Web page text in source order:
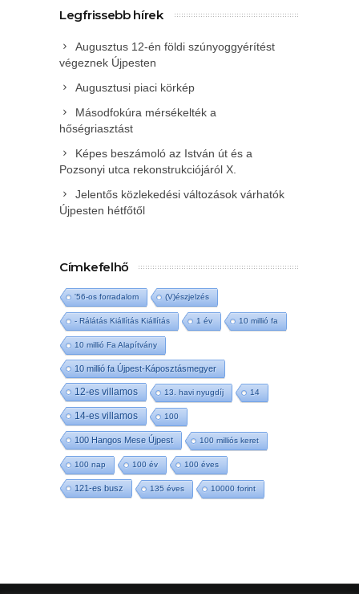
Legfrissebb hírek
Augusztus 12-én földi szúnyoggyérítést
végeznek Újpesten
Augusztusi piaci körkép
Másodfokúra mérsékelték a
hőségriasztást
Képes beszámoló az István út és a
Pozsonyi utca rekonstrukciójáról X.
Jelentős közlekedési változások várhatók
Újpesten hétfőtől
Címkefelhő
'56-os forradalom (V)észjelzés
- Rálátás Kiállítás Kiállítás 1 év 10 millió fa
10 millió Fa Alapítvány
10 millió fa Újpest-Káposztásmegyer
12-es villamos 13. havi nyugdíj 14
14-es villamos 100
100 Hangos Mese Újpest 100 milliós keret
100 nap 100 év 100 éves
121-es busz 135 éves 10000 forint